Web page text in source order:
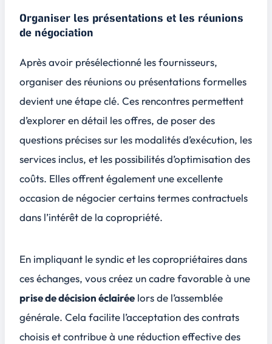
Organiser les présentations et les réunions
de négociation
Après avoir présélectionné les fournisseurs,
organiser des réunions ou présentations formelles
devient une étape clé. Ces rencontres permettent
d’explorer en détail les offres, de poser des
questions précises sur les modalités d’exécution, les
services inclus, et les possibilités d’optimisation des
coûts. Elles offrent également une excellente
occasion de négociercertains termes contractuels
dans l’intérêt de la copropriété.
En impliquant le syndic et les copropriétaires dans
ces échanges, vous créez un cadre favorable à une
prise de décision éclairée lors de l’assemblée
générale. Cela facilite l’acceptation des contrats
choisis et contribue à une réduction effective des